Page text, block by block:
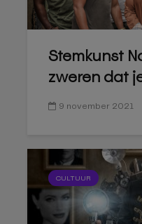
Stemkunst
zweren dat
9 november 2021
CULTUUR